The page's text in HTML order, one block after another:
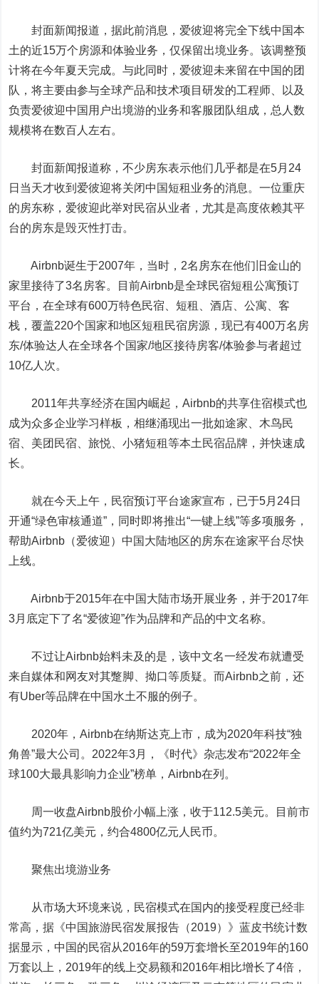
封面新闻报道，据此前消息，爱彼迎将完全下线中国本
土的近15万个房源和体验业务，仅保留出境业务。该调整预
计将在今年夏天完成。与此同时，爱彼迎未来留在中国的团
队，将主要由参与全球产品和技术项目研发的工程师、以及
负责爱彼迎中国用户出境游的业务和客服团队组成，总人数
规模将在数百人左右。
封面新闻报道称，不少房东表示他们几乎都是在5月24
日当天才收到爱彼迎将关闭中国短租业务的消息。一位重庆
的房东称，爱彼迎此举对民宿从业者，尤其是高度依赖其平
台的房东是毁灭性打击。
Airbnb诞生于2007年，当时，2名房东在他们旧金山的
家里接待了3名房客。目前Airbnb是全球民宿短租公寓预订
平台，在全球有600万特色民宿、短租、酒店、公寓、客
栈，覆盖220个国家和地区短租民宿房源，现已有400万名房
东/体验达人在全球各个国家/地区接待房客/体验参与者超过
10亿人次。
2011年共享经济在国内崛起，Airbnb的共享住宿模式也
成为众多企业学习样板，相继涌现出一批如途家、木鸟民
宿、美团民宿、旅悦、小猪短租等本土民宿品牌，并快速成
长。
就在今天上午，民宿预订平台途家宣布，已于5月24日
开通“绿色审核通道”，同时即将推出“一键上线”等多项服务，
帮助Airbnb（爱彼迎）中国大陆地区的房东在途家平台尽快
上线。
Airbnb于2015年在中国大陆市场开展业务，并于2017年
3月底定下了名“爱彼迎”作为品牌和产品的中文名称。
不过让Airbnb始料未及的是，该中文名一经发布就遭受
来自媒体和网友对其蹩脚、拗口等质疑。而Airbnb之前，还
有Uber等品牌在中国水土不服的例子。
2020年，Airbnb在纳斯达克上市，成为2020年科技“独
角兽”最大公司。2022年3月，《时代》杂志发布“2022年全
球100大最具影响力企业”榜单，Airbnb在列。
周一收盘Airbnb股价小幅上涨，收于112.5美元。目前市
值约为721亿美元，约合4800亿元人民币。
聚焦出境游业务
从市场大环境来说，民宿模式在国内的接受程度已经非
常高，据《中国旅游民宿发展报告（2019）》蓝皮书统计数
据显示，中国的民宿从2016年的59万套增长至2019年的160
万套以上，2019年的线上交易额和2016年相比增长了4倍，